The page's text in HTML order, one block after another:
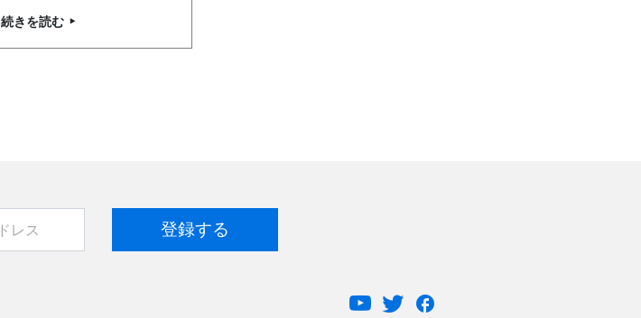
続きを読む
登録する